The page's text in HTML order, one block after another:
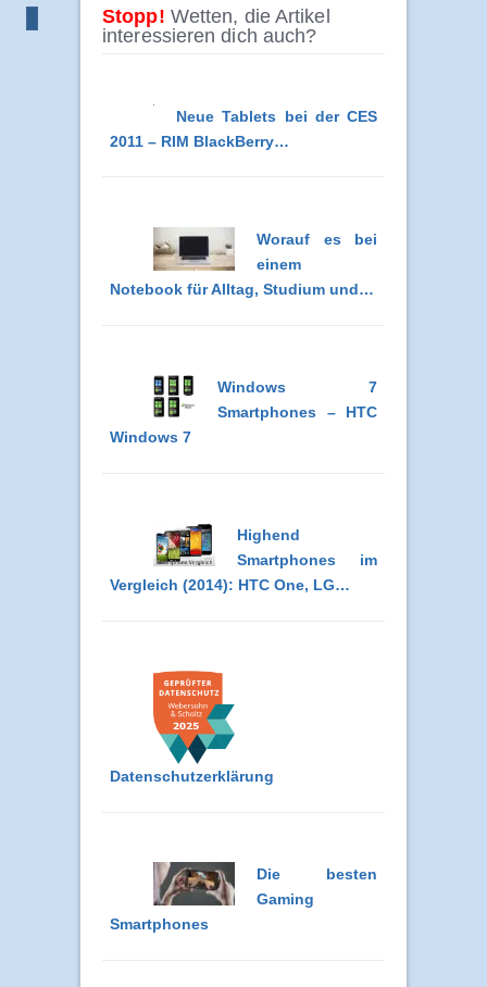
Stopp! Wetten, die Artikel
interessieren dich auch?
Neue Tablets bei der CES
2011 – RIM BlackBerry…
Worauf es bei
einem
Notebook für Alltag, Studium und…
Windows 7
Smartphones – HTC
Windows 7
Highend
Smartphones im
Vergleich (2014): HTC One, LG…
Datenschutzerklärung
Die besten
Gaming
Smartphones